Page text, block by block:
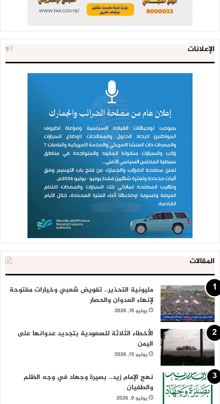
الإعلانات
المقالات
مليونية التحذير.. تفويض شعبي وخيارات مفتوحة
لإنهاء العدوان والحصار
يوليو 18, 2026
الأخطاء الثلاثة للسعودية بتجديد عدوانها على
اليمن
يوليو 15, 2026
نهج الإمام زيد.. بصيرة وجهاد في وجه الظلم
والطغيان
يوليو 9, 2026